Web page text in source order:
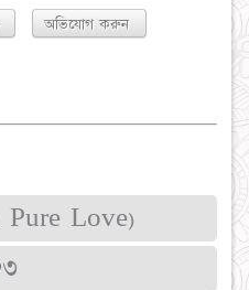
অভিযোগ করুন
Pure Love)